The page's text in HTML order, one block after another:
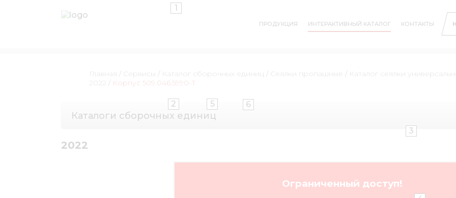
ПРОДУКЦИЯ ИНТЕРАКТИВНЫЙ КАТАЛОГ КОНТАКТЫ
Главная / Сервисы / Каталог сборочных единиц / Сеялки пропашные / Каталог сеялки
2022 / Корпус 509.046.5990-Т
Каталоги сборочных единиц
2022
Ограниченный доступ!
1
2
3
5 6